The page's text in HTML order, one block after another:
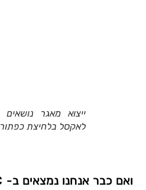
לאקסל בלחיצת כפתור